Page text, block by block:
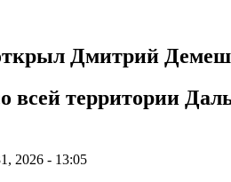
Дмитрий
всей территории
2026 - 13:05